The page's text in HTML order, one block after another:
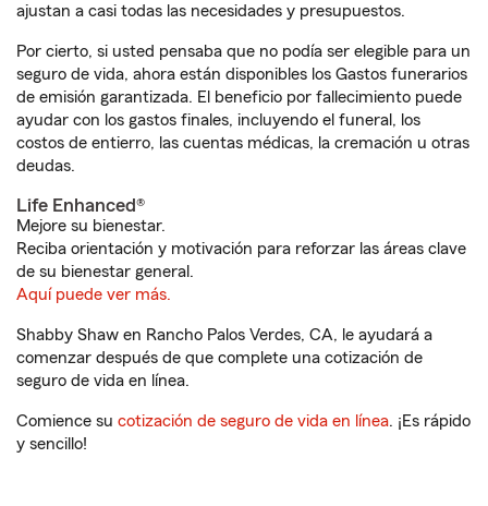
ajustan a casi todas las necesidades y presupuestos.
Por cierto, si usted pensaba que no podía ser elegible para un
seguro de vida, ahora están disponibles los Gastos funerarios
de emisión garantizada. El beneficio por fallecimiento puede
ayudar con los gastos finales, incluyendo el funeral, los
costos de entierro, las cuentas médicas, la cremación u otras
deudas.
Life Enhanced®
Mejore su bienestar.
Reciba orientación y motivación para reforzar las áreas clave
de su bienestar general.
Aquí puede ver más.
Shabby Shaw en Rancho Palos Verdes, CA, le ayudará a
comenzar después de que complete una cotización de
seguro de vida en línea.
Comience su cotización de seguro de vida en línea. ¡Es rápido
y sencillo!